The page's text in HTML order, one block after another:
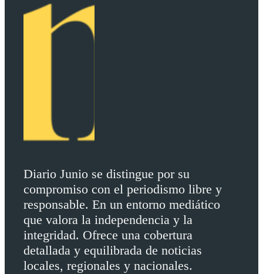
Diario Junio se distingue por su
compromiso con el periodismo libre y
responsable. En un entorno mediático
que valora la independencia y la
integridad. Ofrece una cobertura
detallada y equilibrada de noticias
locales, regionales y nacionales.